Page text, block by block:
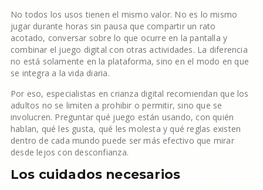
No todos los usos tienen el mismo valor. No es lo mismo
jugar durante horas sin pausa que compartir un rato
acotado, conversar sobre lo que ocurre en la pantalla y
combinar el juego digital con otras actividades. La diferencia
no está solamente en la plataforma, sino en el modo en que
se integra a la vida diaria.
Por eso, especialistas en crianza digital recomiendan que los
adultos no se limiten a prohibir o permitir, sino que se
involucren. Preguntar qué juego están usando, con quién
hablan, qué les gusta, qué les molesta y qué reglas existen
dentro de cada mundo puede ser más efectivo que mirar
desde lejos con desconfianza.
Los cuidados necesarios